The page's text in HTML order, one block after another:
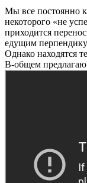
Мы все постоянно
некоторого «не
приходится
едущим
Однако находятся
В-общем предлагаю